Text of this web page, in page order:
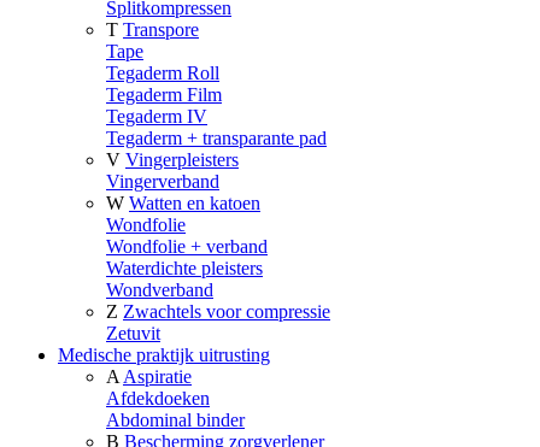
Splitkompressen
T Transpore
Tape
Tegaderm Roll
Tegaderm Film
Tegaderm IV
Tegaderm + transparante pad
V Vingerpleisters
Vingerverband
W Watten en katoen
Wondfolie
Wondfolie + verband
Waterdichte pleisters
Wondverband
Z Zwachtels voor compressie
Zetuvit
Medische praktijk uitrusting
A Aspiratie
Afdekdoeken
Abdominal binder
B Bescherming zorgverlener